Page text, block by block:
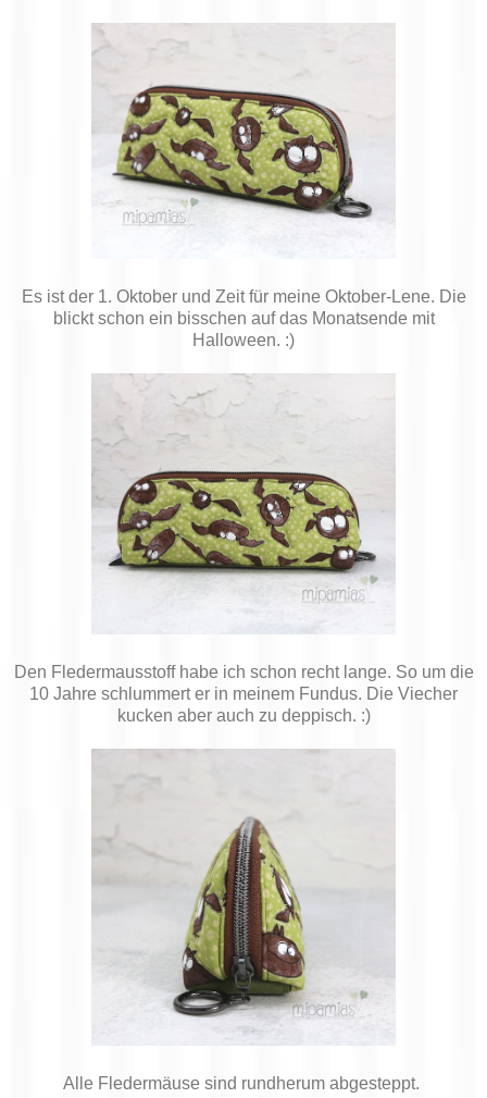
Es ist der 1. Oktober und Zeit für meine Oktober-Lene. Die
blickt schon ein bisschen auf das Monatsende mit
Halloween. :)
Den Fledermausstoff habe ich schon recht lange. So um die
10 Jahre schlummert er in meinem Fundus. Die Viecher
kucken aber auch zu deppisch. :)
Alle Fledermäuse sind rundherum abgesteppt.